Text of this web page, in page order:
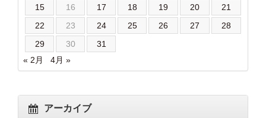
15
16 17 18 19 20
21
22
23 24 25 26 27
28
29
30
31
« 2月
4月 »
アーカイブ